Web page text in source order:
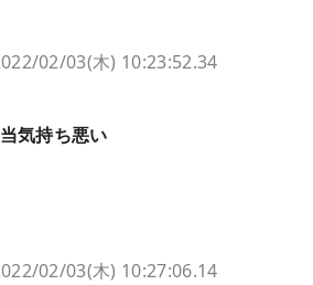
02/03(木) 10:23:52.34
気持ち悪い
02/03(木) 10:27:06.14